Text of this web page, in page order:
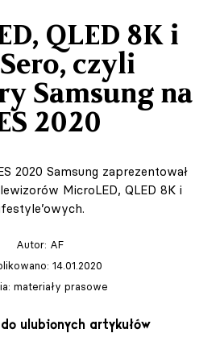
QLED 8K i
czyli
Samsung na
2020
2020 Samsung zaprezentował
MicroLED, QLED 8K i
Autor: AF
14.01.2020
materiały prasowe
ulubionych artykułów